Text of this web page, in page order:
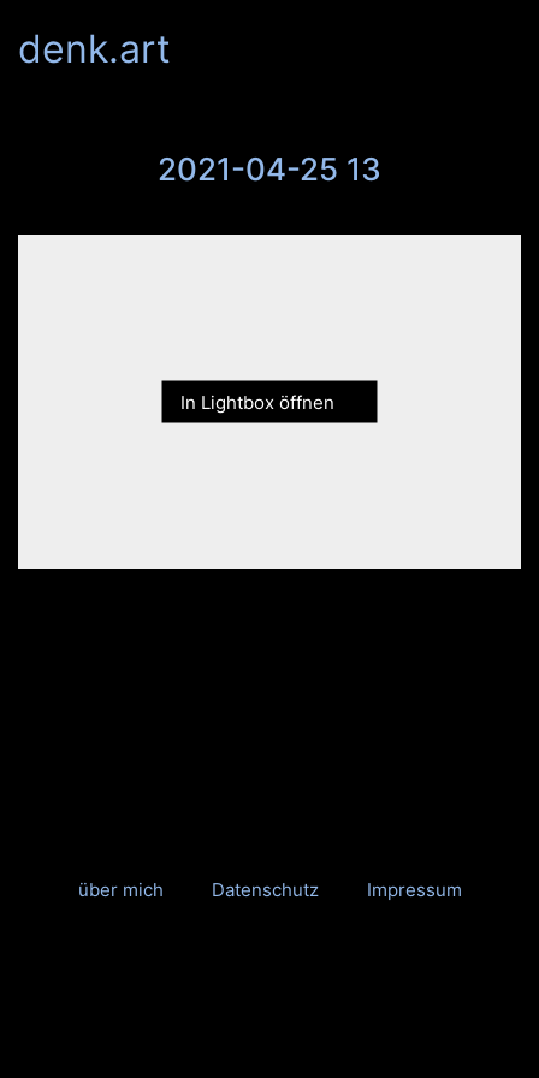
denk.art
2021-04-25 13
In Lightbox öffnen
über mich Datenschutz Impressum